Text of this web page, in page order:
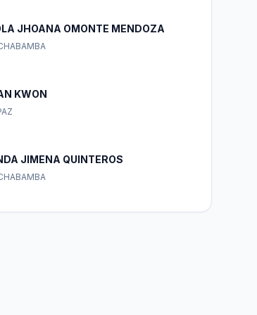
JHOANA OMONTE MENDOZA
KWON
AMANDA JIMENA QUINTEROS